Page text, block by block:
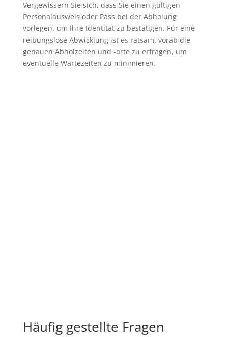
Vergewissern Sie sich, dass Sie einen gültigen
Personalausweis oder Pass bei der Abholung
vorlegen, um Ihre Identität zu bestätigen. Für eine
reibungslose Abwicklung ist es ratsam, vorab die
genauen Abholzeiten und -orte zu erfragen, um
eventuelle Wartezeiten zu minimieren.
Häufig gestellte Fragen